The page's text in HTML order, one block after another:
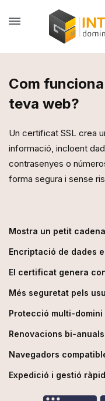
Com
teva web?
Un certificat SSL crea
informació, incloent
contrasenyes o
forma segura i sense
Mostra un petit
Encriptació de dades
El certificat genera
Més seguretat pels
Protecció multi-domini
Renovacions bi-anuals
Navegadors
Expedició i gestió